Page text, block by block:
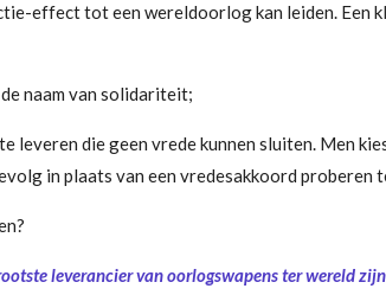
effect tot een wereldoorlog kan leiden. Een
naam van solidariteit;
leveren die geen vrede kunnen sluiten. Men
in plaats van een vredesakkoord proberen
leverancier van oorlogswapens ter wereld zijn